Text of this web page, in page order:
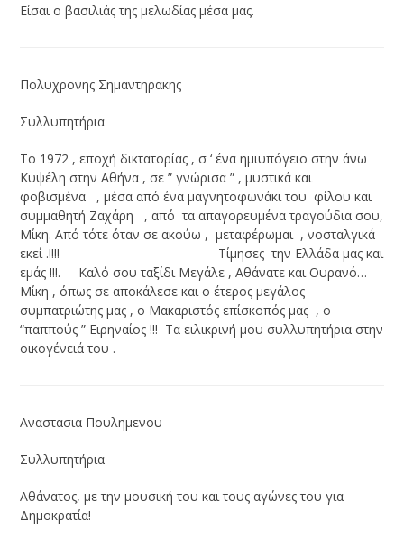
Είσαι ο βασιλιάς της μελωδίας μέσα μας.
Πολυχρονης Σημαντηρακης
Συλλυπητήρια
Το 1972 , εποχή δικτατορίας , σ ‘ ένα ημιυπόγειο στην άνω
Κυψέλη στην Αθήνα , σε ” γνώρισα ” , μυστικά και
φοβισμένα , μέσα από ένα μαγνητοφωνάκι του φίλου και
συμμαθητή Ζαχάρη , από τα απαγορευμένα τραγούδια σου,
Μίκη. Από τότε όταν σε ακούω , μεταφέρωμαι , νοσταλγικά
εκεί .!!!! Τίμησες την Ελλάδα μας και
εμάς !!!. Καλό σου ταξίδι Μεγάλε , Αθάνατε και Ουρανό…
Μίκη , όπως σε αποκάλεσε και ο έτερος μεγάλος
συμπατριώτης μας , ο Μακαριστός επίσκοπός μας , ο
“παππούς ” Ειρηναίος !!! Τα ειλικρινή μου συλλυπητήρια στην
οικογένειά του .
Αναστασια Πουλημενου
Συλλυπητήρια
Αθάνατος, με την μουσική του και τους αγώνες του για
Δημοκρατία!